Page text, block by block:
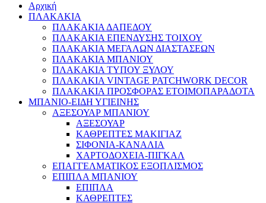
Αρχική
ΠΛΑΚΑΚΙΑ
ΠΛΑΚΑΚΙΑ ΔΑΠΕΔΟΥ
ΠΛΑΚΑΚΙΑ ΕΠΕΝΔΥΣΗΣ ΤΟΙΧΟΥ
ΠΛΑΚΑΚΙΑ ΜΕΓΑΛΩΝ ΔΙΑΣΤΑΣΕΩΝ
ΠΛΑΚΑΚΙΑ ΜΠΑΝΙΟΥ
ΠΛΑΚΑΚΙΑ ΤΥΠΟΥ ΞΥΛΟΥ
ΠΛΑΚΑΚΙΑ VINTAGE PATCHWORK DECOR
ΠΛΑΚΑΚΙΑ ΠΡΟΣΦΟΡΑΣ ΕΤΟΙΜΟΠΑΡΑΔΟΤΑ
ΜΠΑΝΙΟ-ΕΙΔΗ ΥΓΙΕΙΝΗΣ
ΑΞΕΣΟΥΑΡ ΜΠΑΝΙΟΥ
ΑΞΕΣΟΥΑΡ
ΚΑΘΡΕΠΤΕΣ ΜΑΚΙΓΙΑΖ
ΣΙΦΟΝΙΑ-ΚΑΝΑΛΙΑ
ΧΑΡΤΟΔΟΧΕΙΑ-ΠΙΓΚΑΛ
ΕΠΑΓΓΕΛΜΑΤΙΚΟΣ ΕΞΟΠΛΙΣΜΟΣ
ΕΠΙΠΛΑ ΜΠΑΝΙΟΥ
ΕΠΙΠΛΑ
ΚΑΘΡΕΠΤΕΣ